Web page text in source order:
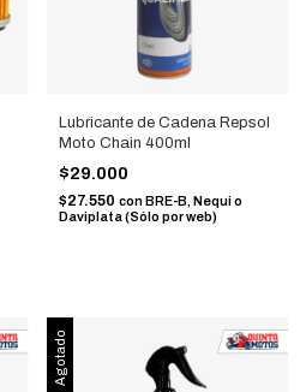
Lubricante de Cadena Repsol
Moto Chain 400ml
$29.000
$27.550 con BRE-B, Nequi o
Daviplata (Sólo por web)
Agotado